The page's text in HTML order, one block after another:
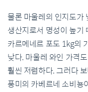
물론 마울레의 인지도가
생산지로서 명성이 높기
카르메네르 포도 1kg의
낮다. 마울레 와인 가격
훨씬 저렴하다. 그러다
풍미의 카베르네 소비뇽